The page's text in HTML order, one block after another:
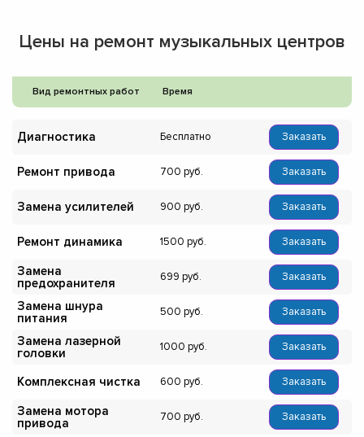
Цены на ремонт музыкальных центров
Вид ремонтных работ Время
Диагностика Бесплатно Заказать
Ремонт привода 700 Заказать
Замена усилителей 900 Заказать
Ремонт динамика 1500 Заказать
Замена
предохранителя
699 Заказать
Замена шнура
питания
500 Заказать
Замена лазерной
головки
1000 Заказать
Комплексная чистка 600 Заказать
Замена мотора
привода
700 Заказать